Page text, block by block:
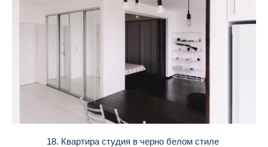
18. Квартира студия в черно белом стиле